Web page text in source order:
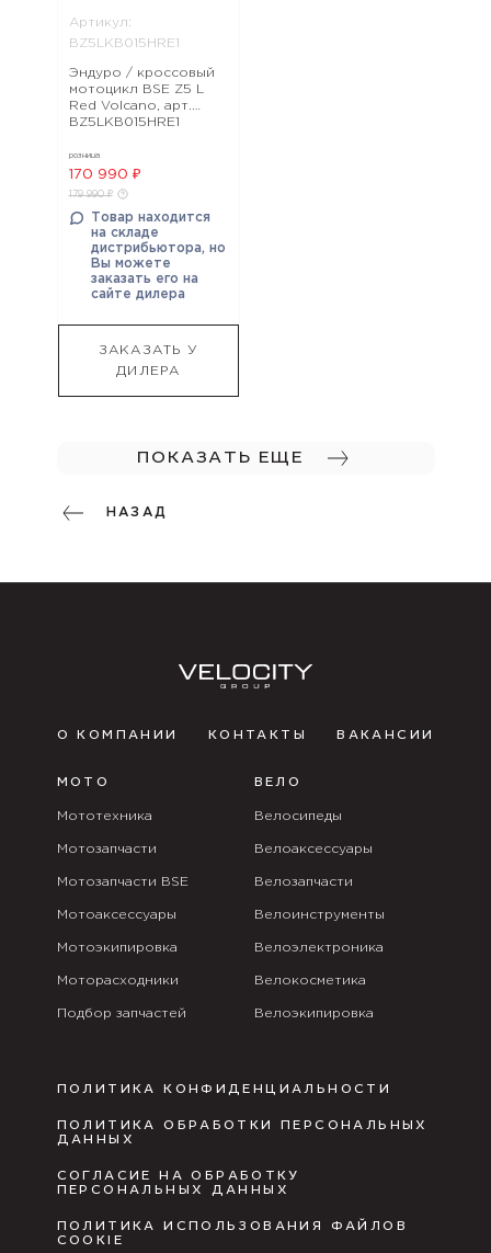
Артикул:
BZ5LKB015HRE1
Эндуро / кроссовый
мотоцикл BSE Z5 L
Red Volcano, арт.
BZ5LKB015HRE1
розница
170 990 ₽
179 990 ₽
Товар находится
на складе
дистрибьютора, но
Вы можете
заказать его на
сайте дилера
ЗАКАЗАТЬ У
ДИЛЕРА
ПОКАЗАТЬ ЕЩЕ
НАЗАД
О КОМПАНИИ КОНТАКТЫ ВАКАНСИИ
МОТО
Мототехника
Мотозапчасти
Мотозапчасти BSE
Мотоаксессуары
Мотоэкипировка
Моторасходники
Подбор запчастей
ВЕЛО
Велосипеды
Велоаксессуары
Велозапчасти
Велоинструменты
Велоэлектроника
Велокосметика
Велоэкипировка
ПОЛИТИКА КОНФИДЕНЦИАЛЬНОСТИ
ПОЛИТИКА ОБРАБОТКИ ПЕРСОНАЛЬНЫХ
ДАННЫХ
СОГЛАСИЕ НА ОБРАБОТКУ
ПЕРСОНАЛЬНЫХ ДАННЫХ
ПОЛИТИКА ИСПОЛЬЗОВАНИЯ ФАЙЛОВ
COOKIE